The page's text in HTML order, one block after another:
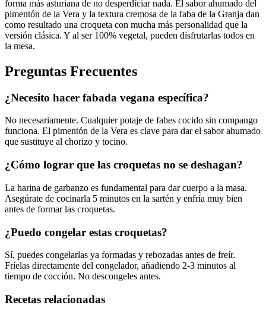
forma más asturiana de no desperdiciar nada. El sabor ahumado del
pimentón de la Vera y la textura cremosa de la faba de la Granja dan
como resultado una croqueta con mucha más personalidad que la
versión clásica. Y al ser 100% vegetal, pueden disfrutarlas todos en
la mesa.
Preguntas Frecuentes
¿Necesito hacer fabada vegana específica?
No necesariamente. Cualquier potaje de fabes cocido sin compango
funciona. El pimentón de la Vera es clave para dar el sabor ahumado
que sustituye al chorizo y tocino.
¿Cómo lograr que las croquetas no se deshagan?
La harina de garbanzo es fundamental para dar cuerpo a la masa.
Asegúrate de cocinarla 5 minutos en la sartén y enfría muy bien
antes de formar las croquetas.
¿Puedo congelar estas croquetas?
Sí, puedes congelarlas ya formadas y rebozadas antes de freír.
Fríelas directamente del congelador, añadiendo 2-3 minutos al
tiempo de cocción. No descongeles antes.
Recetas relacionadas